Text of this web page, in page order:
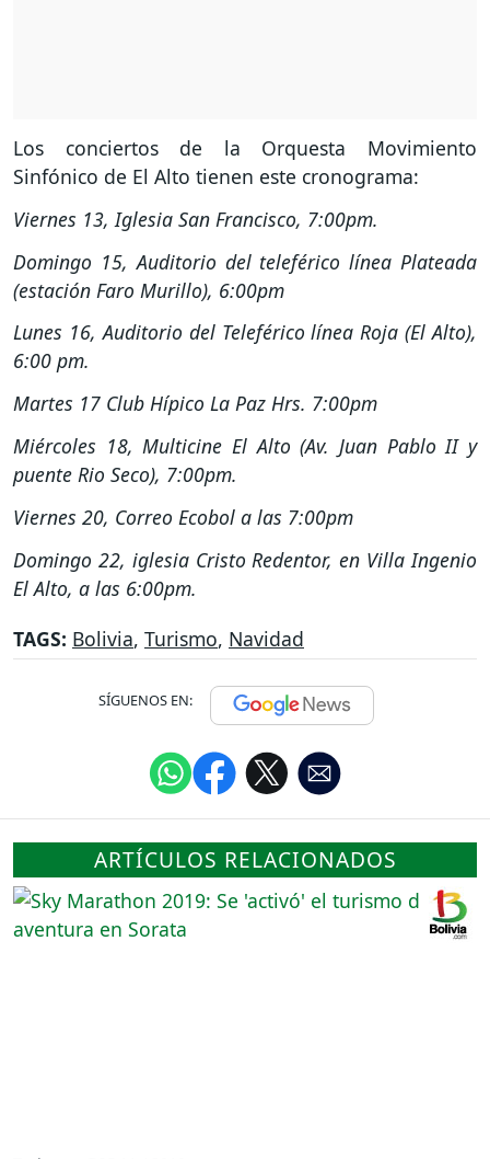
Los conciertos de la Orquesta Movimiento
Sinfónico de El Alto tienen este cronograma:
Viernes 13, Iglesia San Francisco, 7:00pm.
Domingo 15, Auditorio del teleférico línea Plateada
(estación Faro Murillo), 6:00pm
Lunes 16, Auditorio del Teleférico línea Roja (El Alto),
6:00 pm.
Martes 17 Club Hípico La Paz Hrs. 7:00pm
Miércoles 18, Multicine El Alto (Av. Juan Pablo II y
puente Rio Seco), 7:00pm.
Viernes 20, Correo Ecobol a las 7:00pm
Domingo 22, iglesia Cristo Redentor, en Villa Ingenio
El Alto, a las 6:00pm.
TAGS: Bolivia, Turismo, Navidad
SÍGUENOS EN:
ARTÍCULOS RELACIONADOS